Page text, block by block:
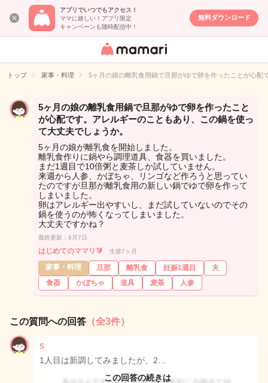
アプリでいつでもアクセス！
ママに嬉しい！アプリ限定
キャンペーンも随時配信中！
無料ダウンロード
女性専用匿名QA
イト
トップ 家事・料理 5ヶ月の娘の離乳食用鍋で旦那がゆで卵を作ったことが心
5ヶ月の娘の離乳食用鍋で旦那がゆで卵を作ったこと
が心配です。アレルギーのこともあり、この鍋を使っ
て大丈夫でしょうか。
5ヶ月の娘が離乳食を開始しました。
離乳食作りに鍋やら調理道具、食器を買いました。
まだ1週目で10倍粥と麦茶しか試していません。
来週から人参、かぼちゃ、リンゴなど作ろうと思ってい
たのですが旦那が離乳食用の新しい鍋でゆで卵を作って
しまいました。
卵はアレルギー出やすいし、まだ試していないのでその
鍋を使うのが怖くなってしまいました。
大丈夫ですかね？
最終更新：6月7日
はじめてのママリ🔰 生後7ヶ月
家事・料理 旦那 離乳食 妊娠1週目
夫
食器
かぼちゃ 道具 麦茶 人参
この質問への回答 （全3件）
S
1人目は新調してみましたが、2…
この回答の続きは